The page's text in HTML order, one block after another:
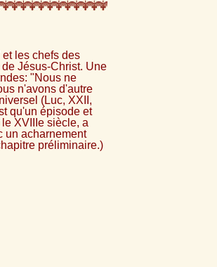
les chefs des
Jésus-Christ. Une
"Nous ne
n'avons d'autre
(Luc, XXII,
qu'un épisode et
XVIIIe siècle, a
un acharnement
préliminaire.)